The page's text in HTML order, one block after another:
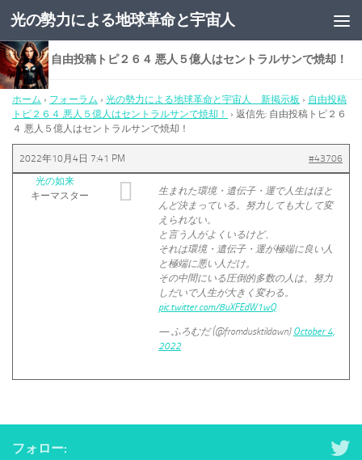
コンテンツへスキップ
光の勢力による地球革命と宇宙人
返信先: 自由投稿トピ２６４ 悪人５億人はセントラルサンで焼却！
ホーム › フォーラム › 光の勢力による地球革命と宇宙人 新掲示板 › 自由投稿
トピ２６４ 悪人５億人はセントラルサンで焼却！
› 返信先: 自由投稿トピ２６
４ 悪人５億人はセントラルサンで焼却！
2022年10月4日 7:41 PM
#43706
光の如来
キーマスター
生まれた環境・遺伝子・運で人生はほと
んど決まっている。努力しても大して変
えられない。
と言う人がよくいるけど、
それは環境・遺伝子・運が極端に良い人
と極端に悪い人だけ。
その中間にいる圧倒的多数の人は、努力
しだいで人生が大きく変わる。
pic.twitter.com/8uXFEdW1wQ
— ふろむだ (@fromdusktildawn) October 4,
2022
フォロー: